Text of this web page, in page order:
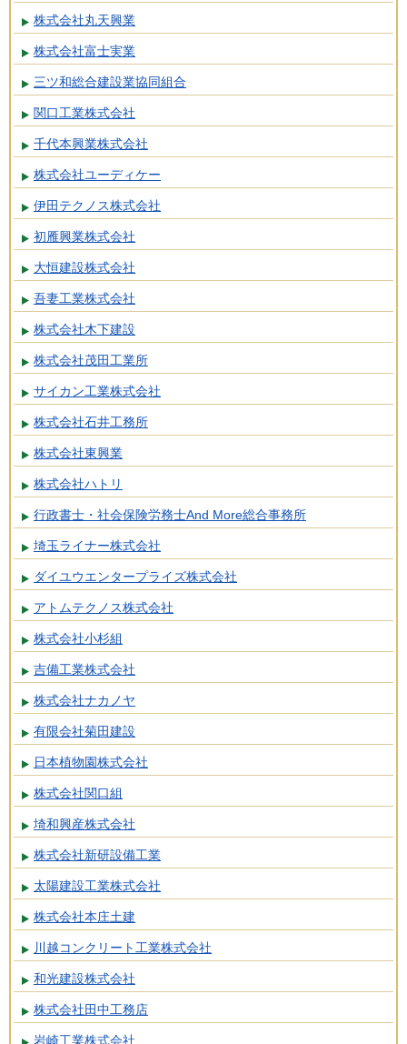
株式会社丸天興業
株式会社富士実業
三ツ和総合建設業協同組合
関口工業株式会社
千代本興業株式会社
株式会社ユーディケー
伊田テクノス株式会社
初雁興業株式会社
大恒建設株式会社
吾妻工業株式会社
株式会社木下建設
株式会社茂田工業所
サイカン工業株式会社
株式会社石井工務所
株式会社東興業
株式会社ハトリ
行政書士・社会保険労務士And More総合事務所
埼玉ライナー株式会社
ダイユウエンタープライズ株式会社
アトムテクノス株式会社
株式会社小杉組
吉備工業株式会社
株式会社ナカノヤ
有限会社菊田建設
日本植物園株式会社
株式会社関口組
埼和興産株式会社
株式会社新研設備工業
太陽建設工業株式会社
株式会社本庄土建
川越コンクリート工業株式会社
和光建設株式会社
株式会社田中工務店
岩崎工業株式会社